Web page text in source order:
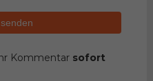
Kommentar sofort